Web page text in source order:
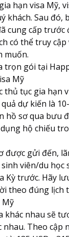
hạn visa Mỹ,
khách. Sau đó,
cung cấp trước
có thể truy
muốn.
trọn gói tại
Mỹ
thủ tục gia hạn
dự kiến là
hồ sơ qua bưu
hộ chiếu
được gửi đến,
viên/du học
Kỳ trước. Hãy
theo đúng lịch
Mỹ
khác nhau sẽ
nhau. Theo cập